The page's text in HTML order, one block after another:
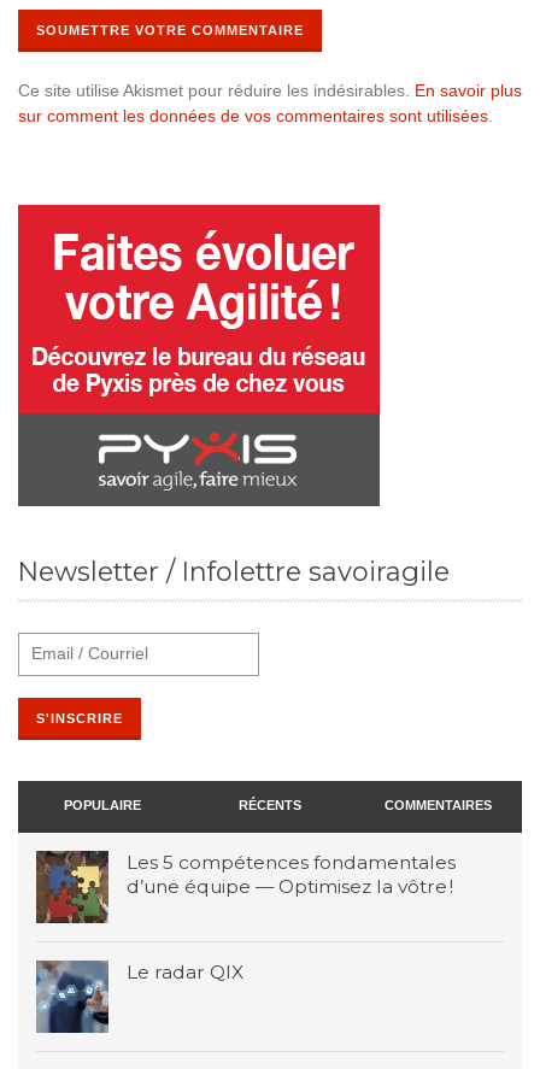
Ce site utilise Akismet pour réduire les indésirables. En savoir plus
sur comment les données de vos commentaires sont utilisées
Newsletter / Infolettre savoiragile
POPULAIRE RÉCENTS COMMENTAIRES
Les 5 compétences fondamentales
d’une équipe — Optimisez la vôtre !
Le radar QIX